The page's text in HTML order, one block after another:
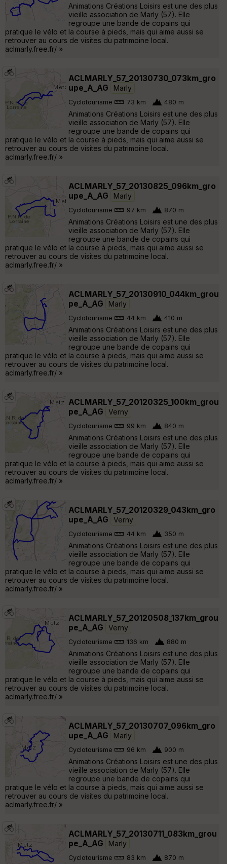
Animations Créations Loisirs est une des plus
vieille association de Marly (57). Elle
regroupe une bande de copains qui
pratique le vélo et la course à pieds, mais qui aime aussi se
retrouver au cours de visites du patrimoine local.
aclmarly.free.fr/ »
ACLMARLY_57_20130730_073km_gro
upe_A_AG
Marly
Cyclotourisme 73 km 480 m
Animations Créations Loisirs est une des plus
vieille association de Marly (57). Elle
regroupe une bande de copains qui
pratique le vélo et la course à pieds, mais qui aime aussi se
retrouver au cours de visites du patrimoine local.
aclmarly.free.fr/ »
ACLMARLY_57_20130825_096km_gro
upe_A_AG
Marly
Cyclotourisme 97 km 870 m
Animations Créations Loisirs est une des plus
vieille association de Marly (57). Elle
regroupe une bande de copains qui
pratique le vélo et la course à pieds, mais qui aime aussi se
retrouver au cours de visites du patrimoine local.
aclmarly.free.fr/ »
ACLMARLY_57_20130910_044km_grou
pe_A_AG
Marly
Cyclotourisme 44 km 410 m
Animations Créations Loisirs est une des plus
vieille association de Marly (57). Elle
regroupe une bande de copains qui
pratique le vélo et la course à pieds, mais qui aime aussi se
retrouver au cours de visites du patrimoine local.
aclmarly.free.fr/ »
ACLMARLY_57_20120325_100km_grou
pe_A_AG
Verny
Cyclotourisme 99 km 840 m
Animations Créations Loisirs est une des plus
vieille association de Marly (57). Elle
regroupe une bande de copains qui
pratique le vélo et la course à pieds, mais qui aime aussi se
retrouver au cours de visites du patrimoine local.
aclmarly.free.fr/ »
ACLMARLY_57_20120329_043km_gro
upe_A_AG
Verny
Cyclotourisme 44 km 350 m
Animations Créations Loisirs est une des plus
vieille association de Marly (57). Elle
regroupe une bande de copains qui
pratique le vélo et la course à pieds, mais qui aime aussi se
retrouver au cours de visites du patrimoine local.
aclmarly.free.fr/ »
ACLMARLY_57_20120508_137km_grou
pe_A_AG
Verny
Cyclotourisme 136 km 880 m
Animations Créations Loisirs est une des plus
vieille association de Marly (57). Elle
regroupe une bande de copains qui
pratique le vélo et la course à pieds, mais qui aime aussi se
retrouver au cours de visites du patrimoine local.
aclmarly.free.fr/ »
ACLMARLY_57_20130707_096km_gro
upe_A_AG
Marly
Cyclotourisme 96 km 900 m
Animations Créations Loisirs est une des plus
vieille association de Marly (57). Elle
regroupe une bande de copains qui
pratique le vélo et la course à pieds, mais qui aime aussi se
retrouver au cours de visites du patrimoine local.
aclmarly.free.fr/ »
ACLMARLY_57_20130711_083km_grou
pe_A_AG
Marly
Cyclotourisme 83 km 870 m